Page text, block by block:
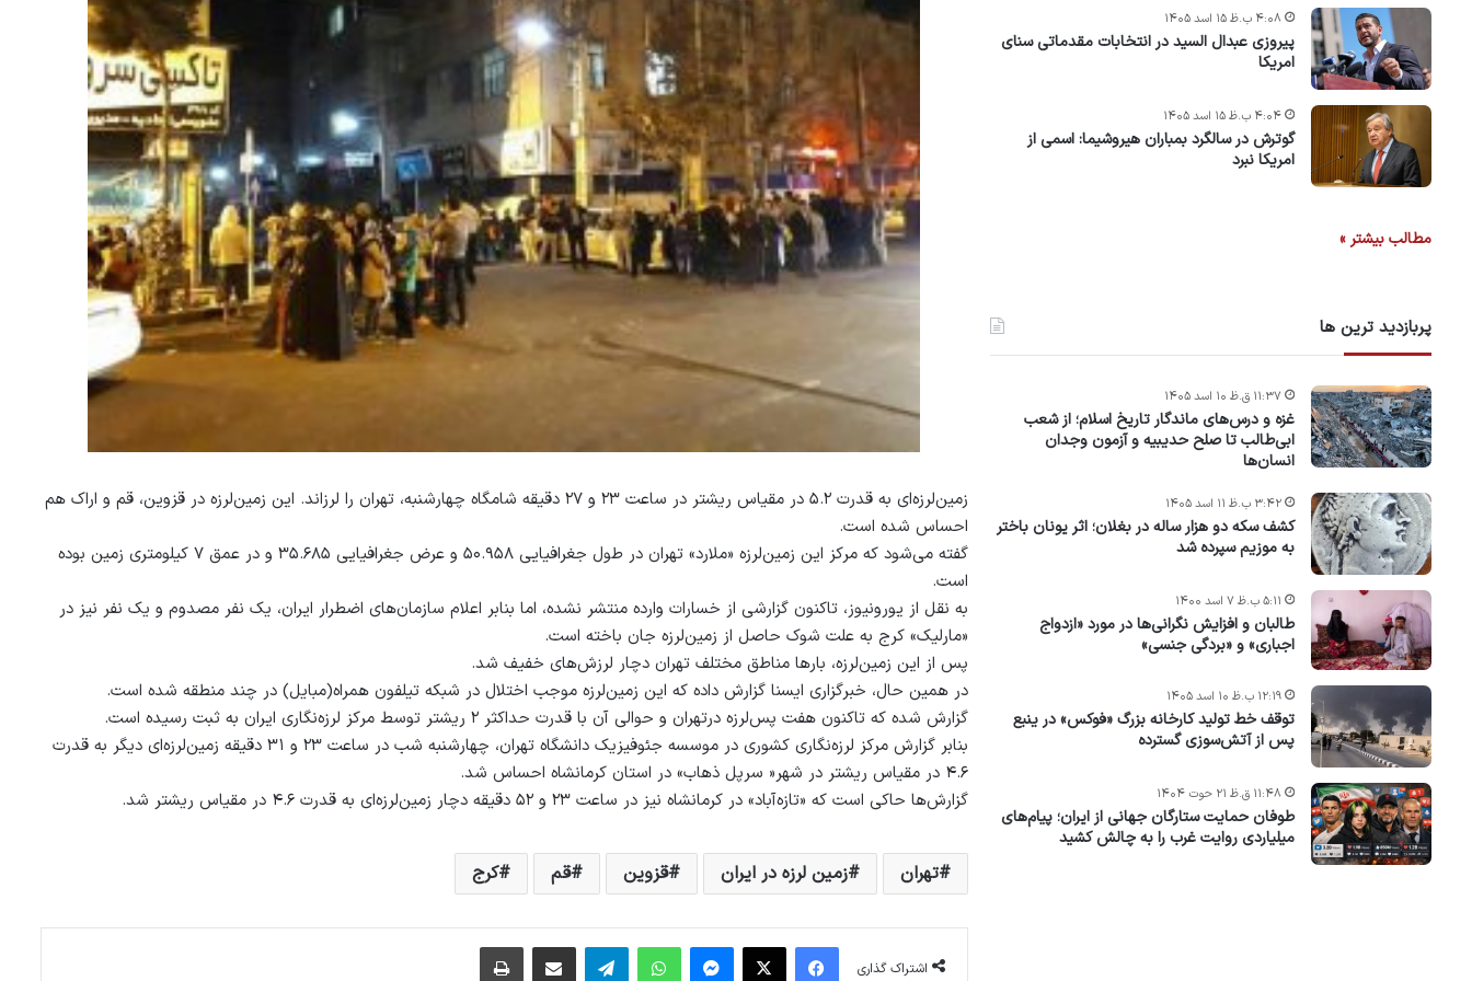
زمین‌لرزه‌ای به قدرت ۵.۲ در مقیاس ریشتر در ساعت ۲۳ و ۲۷ دقیقه شامگاه چهارشنبه، تهران را لرزاند. این زمین‌لرزه در قزوین، قم و اراک هم
احساس شده است.
گفته می‌شود که مرکز این زمین‌لرزه «ملارد» تهران در طول جغرافیایی ۵۰.۹۵۸ و عرض جغرافیایی ۳۵.۶۸۵ و در عمق ۷ کیلومتری زمین بوده
است.
به نقل از یورونیوز، تاکنون گزارشی از خسارات وارده منتشر نشده، اما بنابر اعلام سازمان‌های اضطرار ایران، یک نفر مصدوم و یک نفر نیز در
«مارلیک» کرج به علت شوک حاصل از زمین‌لرزه جان باخته است.
پس از این زمین‌لرزه، بارها مناطق مختلف تهران دچار لرزش‌های خفیف شد.
در همین حال، خبرگزاری ایسنا گزارش داده که این زمین‌لرزه موجب اختلال در شبکه تیلفون همراه(مبایل) در چند منطقه شده است.
گزارش شده که تاکنون هفت پس‌لرزه درتهران و حوالی آن با قدرت حداکثر ۲ ریشتر توسط مرکز لرزه‌نگاری ایران به ثبت رسیده است.
بنابر گزارش مرکز لرزه‌‌نگاری کشوری در موسسه جئوفيزیک دانشگاه تهران، چهارشنبه شب در ساعت ۲۳ و ۳۱ دقیقه زمین‌لرزه‌ای دیگر به قدرت
۴.۶ در مقیاس ریشتر در شهر« سرپل ذهاب» در استان کرمانشاه احساس شد.
گزارش‌ها حاکی است که «تازه‌آباد» در کرمانشاه نیز در ساعت ۲۳ و ۵۲ دقیقه دچار زمین‌لرزه‌ای به قدرت ۴.۶ در مقیاس ریشتر شد.
تهران زمین لرزه در ایران قزوین قم کرج
اشتراک گذاری
فیس بوک X پیام رسان واتس آپ تلگرام اشتراک گذاری از طریق ایمیل
پیروزی عبدال السید در انتخابات مقدماتی سنای
امریکا
۴:۰۸ ب.ظ ۱۵ اسد ۱۴۰۵
گوترش در سالگرد بمباران هیروشیما: اسمی از
امریکا نبرد
۴:۰۴ ب.ظ ۱۵ اسد ۱۴۰۵
مطالب بیشتر »
پربازدید ترین ها
غزه و درس‌های ماندگار تاریخ اسلام؛ از شعب
ابی‌طالب تا صلح حدیبیه و آزمون وجدان
انسان‌ها
۱۱:۳۷ ق.ظ ۱۰ اسد ۱۴۰۵
کشف سکه دو هزار ساله در بغلان؛ اثر یونان باختر
به موزیم سپرده شد
۳:۴۲ ب.ظ ۱۱ اسد ۱۴۰۵
طالبان و افزایش نگرانی‌ها در مورد «ازدواج
اجباری» و «بردگی جنسی»
۵:۱۱ ب.ظ ۷ اسد ۱۴۰۰
توقف خط تولید کارخانه بزرگ «فوکس» در ینبع
پس از آتش‌سوزی گسترده
۱۲:۱۹ ب.ظ ۱۰ اسد ۱۴۰۵
طوفان حمایت ستارگان جهانی از ایران؛ پیام‌های
میلیاردی روایت غرب را به چالش کشید
۱۱:۴۸ ق.ظ ۲۱ حوت ۱۴۰۴